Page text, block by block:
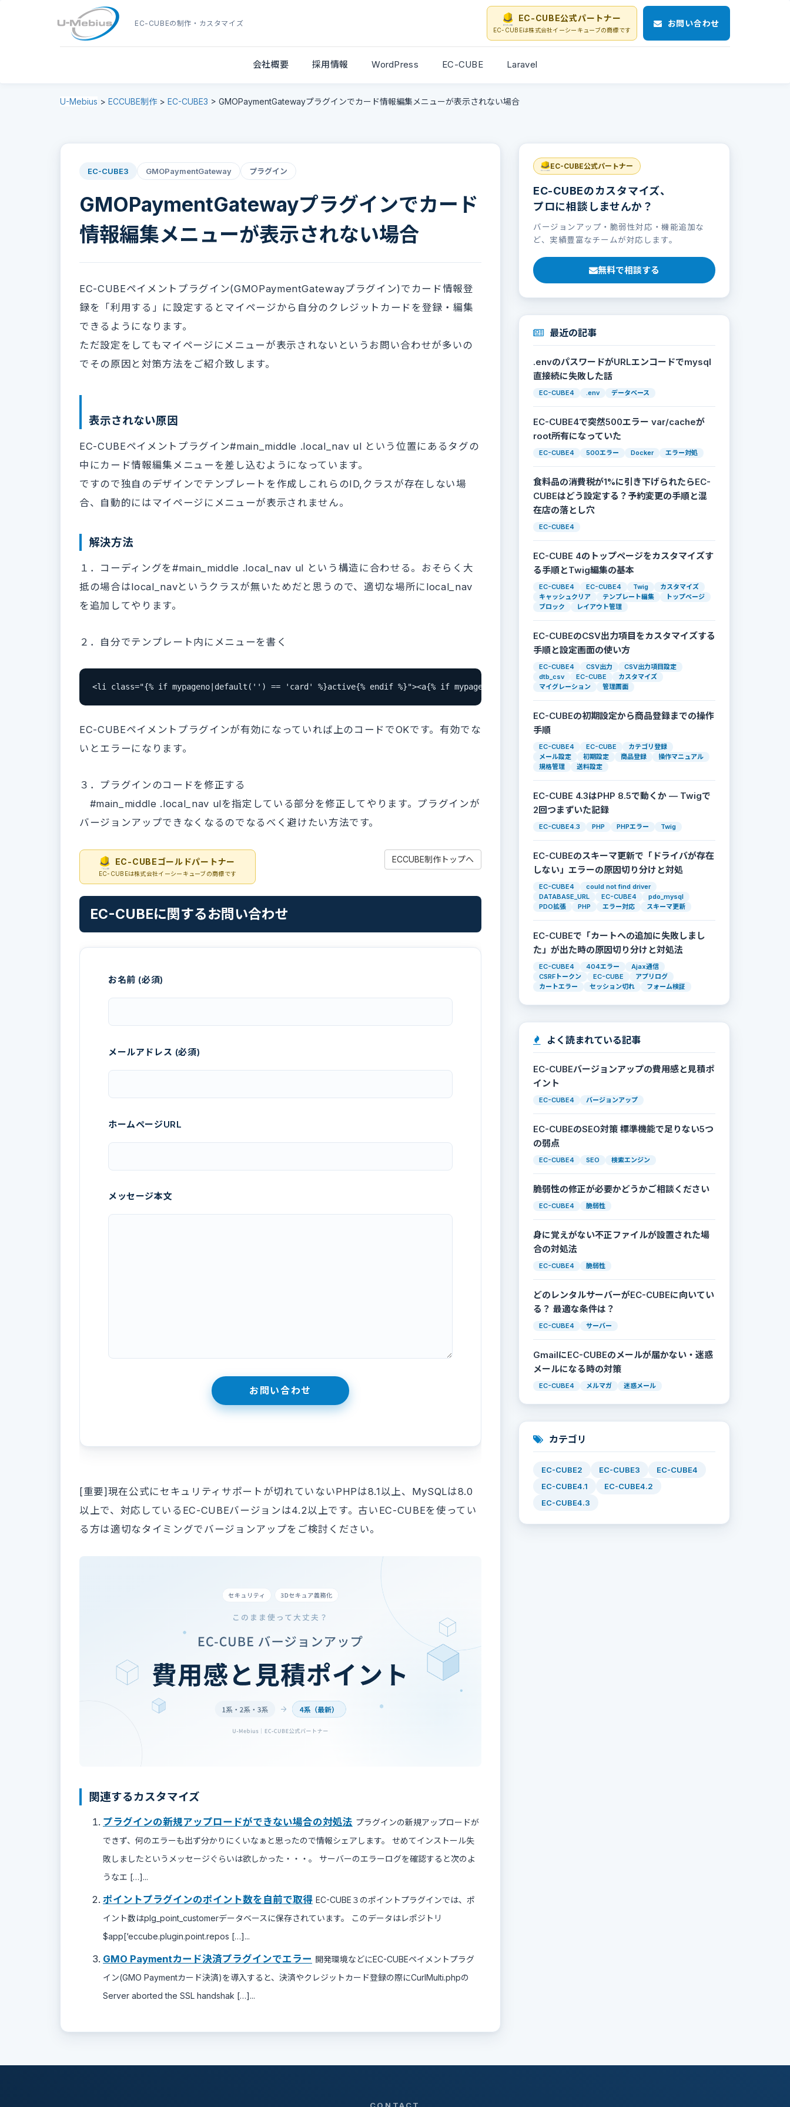
EC-CUBEの制作・カスタマイズ
EC-CUBE公式パートナー
EC-CUBEは株式会社イーシーキューブの商標です
お問い合わせ
会社概要 採用情報 WordPress EC-CUBE Laravel
U-Mebius > ECCUBE制作 > EC-CUBE3 > GMOPaymentGatewayプラグインでカード情報編集メニューが表示されない場合
EC-CUBE3 GMOPaymentGateway プラグイン
GMOPaymentGatewayプラグインでカード
情報編集メニューが表示されない場合
EC-CUBEペイメントプラグイン(GMOPaymentGatewayプラグイン)でカード情報登
録を「利用する」に設定するとマイページから自分のクレジットカードを登録・編集
できるようになります。
ただ設定をしてもマイページにメニューが表示されないというお問い合わせが多いの
でその原因と対策方法をご紹介致します。
表示されない原因
EC-CUBEペイメントプラグイン#main_middle .local_nav ul という位置にあるタグの
中にカード情報編集メニューを差し込むようになっています。
ですので独自のデザインでテンプレートを作成しこれらのID,クラスが存在しない場
合、自動的にはマイページにメニューが表示されません。
解決方法
１．コーディングを#main_middle .local_nav ul という構造に合わせる。おそらく大
抵の場合はlocal_navというクラスが無いためだと思うので、適切な場所にlocal_nav
を追加してやります。
２．自分でテンプレート内にメニューを書く
<li class="{% if mypageno|default('') == 'card' %}active{% endif %}"><a{% if mypageno|default('') != 'card' %} href="{{ url('gmo_mypage_change_card')
EC-CUBEペイメントプラグインが有効になっていれば上のコードでOKです。有効でな
いとエラーになります。
３．プラグインのコードを修正する
#main_middle .local_nav ulを指定している部分を修正してやります。プラグインが
バージョンアップできなくなるのでなるべく避けたい方法です。
EC-CUBEゴールドパートナー
EC-CUBEは株式会社イーシーキューブの商標です
ECCUBE制作トップへ
EC-CUBEに関するお問い合わせ
お名前 (必須)
メールアドレス (必須)
ホームページURL
メッセージ本文
[重要]現在公式にセキュリティサポートが切れていないPHPは8.1以上、MySQLは8.0
以上で、対応しているEC-CUBEバージョンは4.2以上です。古いEC-CUBEを使ってい
る方は適切なタイミングでバージョンアップをご検討ください。
関連するカスタマイズ
プラグインの新規アップロードができない場合の対処法 プラグインの新規アップロードが
できず、何のエラーも出ず分かりにくいなぁと思ったので情報シェアします。 せめてインストール失
敗しましたというメッセージぐらいは欲しかった・・・。 サーバーのエラーログを確認すると次のよ
うなエ […]...
ポイントプラグインのポイント数を自前で取得 EC-CUBE３のポイントプラグインでは、ポ
イント数はplg_point_customerデータベースに保存されています。 このデータはレポジトリ
$app[‘eccube.plugin.point.repos […]...
GMO Paymentカード決済プラグインでエラー 開発環境などにEC-CUBEペイメントプラグ
イン(GMO Paymentカード決済)を導入すると、決済やクレジットカード登録の際にCurlMulti.phpの
Server aborted the SSL handshak […]...
EC-CUBE公式パートナー
EC-CUBEのカスタマイズ、
プロに相談しませんか？
バージョンアップ・脆弱性対応・機能追加な
ど、実績豊富なチームが対応します。
無料で相談する
最近の記事
.envのパスワードがURLエンコードでmysql
直接続に失敗した話
EC-CUBE4 .env データベース
EC-CUBE4で突然500エラー var/cacheが
root所有になっていた
EC-CUBE4 500エラー Docker エラー対処
食料品の消費税が1%に引き下げられたらEC-
CUBEはどう設定する？予約変更の手順と混
在店の落とし穴
EC-CUBE4
EC-CUBE 4のトップページをカスタマイズす
る手順とTwig編集の基本
EC-CUBE4 EC-CUBE4 Twig
カスタマイズ
キャッシュクリア
テンプレート編集
トップページ
ブロック
レイアウト管理
EC-CUBEのCSV出力項目をカスタマイズする
手順と設定画面の使い方
EC-CUBE4 CSV出力
CSV出力項目設定
dtb_csv
EC-CUBE
カスタマイズ
マイグレーション
管理画面
EC-CUBEの初期設定から商品登録までの操作
手順
EC-CUBE4 EC-CUBE
カテゴリ登録
メール設定
初期設定 商品登録
操作マニュアル
規格管理
送料設定
EC-CUBE 4.3はPHP 8.5で動くか — Twigで
2回つまずいた記録
EC-CUBE4.3 PHP PHPエラー Twig
EC-CUBEのスキーマ更新で「ドライバが存在
しない」エラーの原因切り分けと対処
EC-CUBE4
could not find driver
DATABASE_URL
EC-CUBE4
pdo_mysql
PDO拡張
PHP エラー対応 スキーマ更新
EC-CUBEで「カートへの追加に失敗しまし
た」が出た時の原因切り分けと対処法
EC-CUBE4 404エラー
Ajax通信
CSRFトークン
EC-CUBE
アプリログ
カートエラー
セッション切れ フォーム検証
よく読まれている記事
EC-CUBEバージョンアップの費用感と見積ポ
イント
EC-CUBE4 バージョンアップ
EC-CUBEのSEO対策 標準機能で足りない5つ
の弱点
EC-CUBE4 SEO 検索エンジン
脆弱性の修正が必要かどうかご相談ください
EC-CUBE4 脆弱性
身に覚えがない不正ファイルが設置された場
合の対処法
EC-CUBE4 脆弱性
どのレンタルサーバーがEC-CUBEに向いてい
る？ 最適な条件は？
EC-CUBE4 サーバー
GmailにEC-CUBEのメールが届かない・迷惑
メールになる時の対策
EC-CUBE4 メルマガ 迷惑メール
カテゴリ
EC-CUBE2 EC-CUBE3
EC-CUBE4
EC-CUBE4.1
EC-CUBE4.2
EC-CUBE4.3
CONTACT